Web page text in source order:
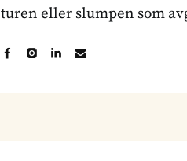
turen eller slumpen som